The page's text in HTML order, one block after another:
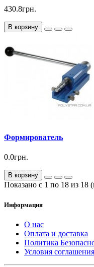
430.8грн.
В корзину
Формирователь
0.0грн.
В корзину
Показано с 1 по 18 из 18
Информация
О нас
Оплата и доставка
Политика
Условия соглашения